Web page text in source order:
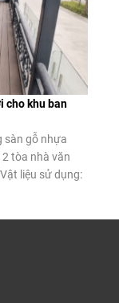
cho khu ban
sàn gỗ nhựa
tòa nhà văn
liệu sử dụng:
màu Coffee